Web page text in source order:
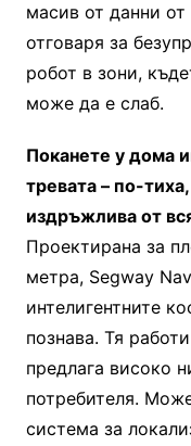
масив от данни
отговаря за
робот в зони,
може да е слаб.
Поканете у дома
тревата – по-
издръжлива от
Проектирана за
метра, Segway
интелигентните
познава. Тя
предлага високо
потребителя.
система за